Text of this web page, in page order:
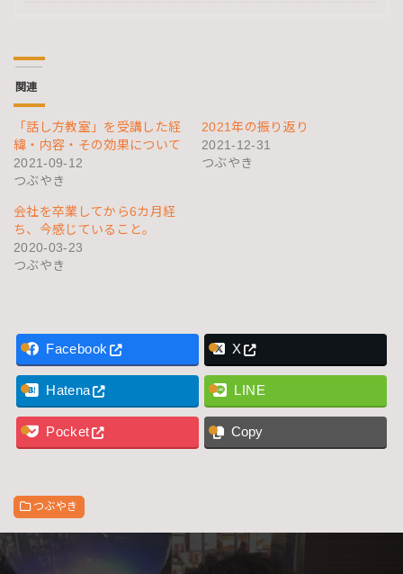
関連
「話し方教室」を受講した経
緯・内容・その効果について
2021-09-12
つぶやき
2021年の振り返り
2021-12-31
つぶやき
会社を卒業してから6カ月経
ち、今感じていること。
2020-03-23
つぶやき
Facebook X
Hatena LINE
Pocket Copy
つぶやき